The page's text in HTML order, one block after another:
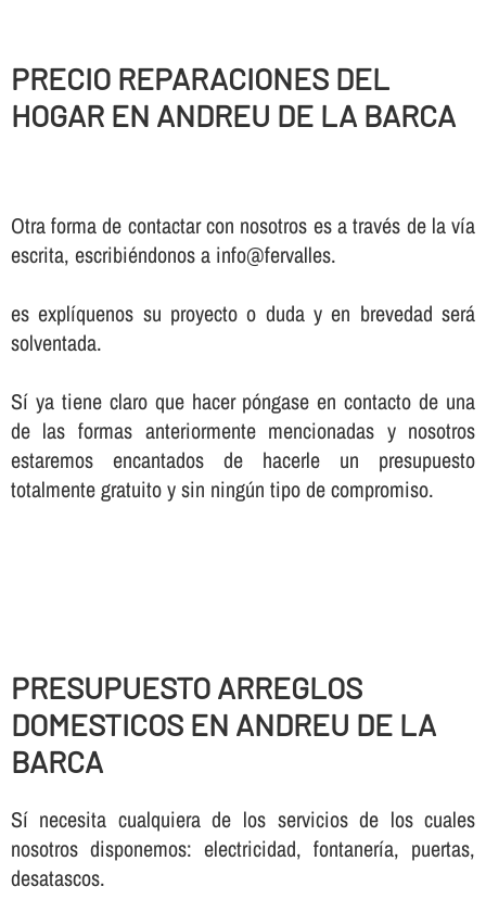
PRECIO REPARACIONES DEL
HOGAR EN ANDREU DE LA BARCA
Otra forma de contactar con nosotros es a través de la vía
escrita, escribiéndonos a info@fervalles.
es explíquenos su proyecto o duda y en brevedad será
solventada.
Sí ya tiene claro que hacer póngase en contacto de una
de las formas anteriormente mencionadas y nosotros
estaremos encantados de hacerle un presupuesto
totalmente gratuito y sin ningún tipo de compromiso.
PRESUPUESTO ARREGLOS
DOMESTICOS EN ANDREU DE LA
BARCA
Sí necesita cualquiera de los servicios de los cuales
nosotros disponemos: electricidad, fontanería, puertas,
desatascos.